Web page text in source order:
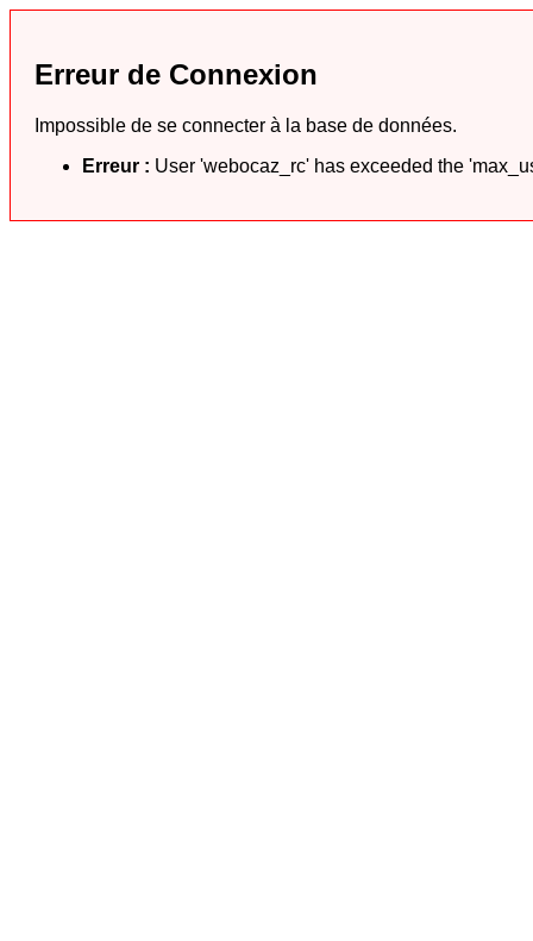
Erreur de Connexion
Impossible de se connecter à la base de données.
Erreur : User 'webocaz_rc' has exceeded the